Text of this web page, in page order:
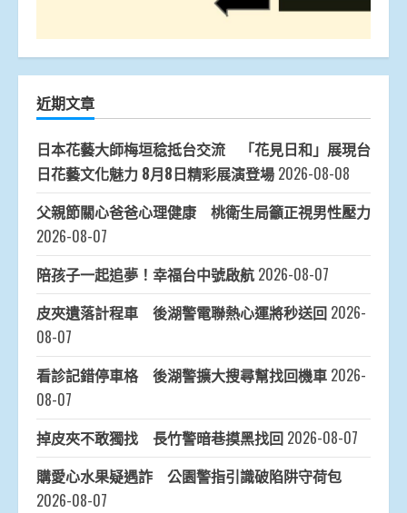
近期文章
日本花藝大師梅垣稔抵台交流 「花見日和」展現台
日花藝文化魅力 8月8日精彩展演登場 2026-08-08
父親節關心爸爸心理健康 桃衛生局籲正視男性壓力
2026-08-07
陪孩子一起追夢！幸福台中號啟航 2026-08-07
皮夾遺落計程車 後湖警電聯熱心運將秒送回 2026-
08-07
看診記錯停車格 後湖警擴大搜尋幫找回機車 2026-
08-07
掉皮夾不敢獨找 長竹警暗巷摸黑找回 2026-08-07
購愛心水果疑遇詐 公園警指引識破陷阱守荷包
2026-08-07